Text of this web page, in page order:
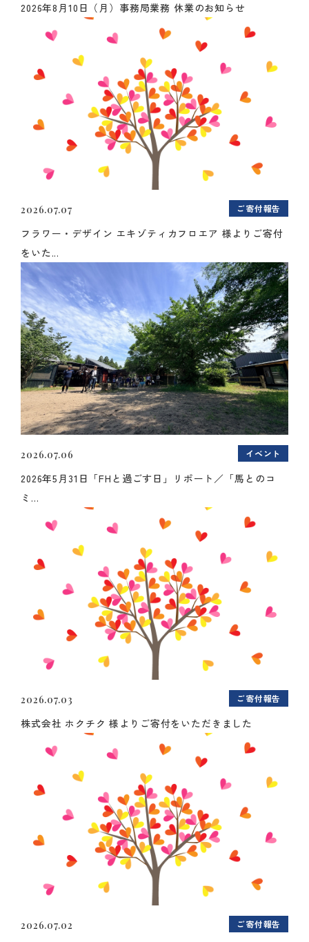
2026年8月10日（月）事務局業務 休業のお知らせ
2026.07.07 ご寄付報告
フラワー・デザイン エキゾティカフロエア 様よりご寄付
をいた...
2026.07.06 イベント
2026年5月31日「FHと過ごす日」リポート／「馬とのコ
ミ...
2026.07.03 ご寄付報告
株式会社 ホクチク 様よりご寄付をいただきました
2026.07.02 ご寄付報告